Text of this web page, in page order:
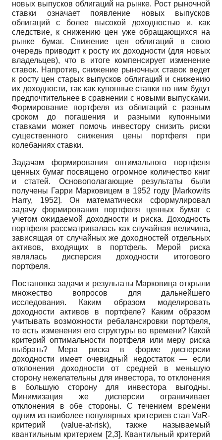
новых выпусков облигаций на рынке. Рост рыночной
ставки означает появление новых выпусков
облигаций с более высокой доходностью и, как
следствие, к снижению цен уже обращающихся на
рынке бумаг. Снижение цен облигаций в свою
очередь приводит к росту их доходности (для новых
владельцев), что в итоге компенсирует изменение
ставок. Напротив, снижение рыночных ставок ведет
к росту цен старых выпусков облигаций и снижению
их доходности, так как купонные ставки по ним будут
предпочтительнее в сравнении с новыми выпусками.
Формирование портфеля из облигаций с разным
сроком до погашения и разными купонными
ставками может помочь инвестору снизить риски
существенного снижения цены портфеля при
колебаниях ставки.
Задачам формирования оптимального портфеля
ценных бумаг посвящено огромное количество книг
и статей. Основополагающие результаты были
получены Гарри Марковицем в 1952 году [Markowits
Harry, 1952]. Он математически сформулировал
задачу формирования портфеля ценных бумаг с
учетом ожидаемой доходности и риска. Доходность
портфеля рассматривалась как случайная величина,
зависящая от случайных же доходностей отдельных
активов, входящих в портфель. Мерой риска
являлась дисперсия доходности итогового
портфеля.
Постановка задачи и результаты Марковица открыли
множество вопросов для дальнейшего
исследования. Каким образом моделировать
доходности активов в портфеле? Каким образом
учитывать возможности ребалансировки портфеля,
то есть изменения его структуры во времени? Какой
критерий оптимальности портфеля или меру риска
выбрать? Мера риска в форме дисперсии
доходности имеет очевидный недостаток — если
отклонения доходности от средней в меньшую
сторону нежелательны для инвестора, то отклонения
в большую сторону для инвестора выгодны.
Минимизация же дисперсии ограничивает
отклонения в обе стороны. С течением времени
одним из наиболее популярных критериев стал VaR-
критерий (value-at-risk), также называемый
квантильным критерием [2,3]. Квантильный критерий